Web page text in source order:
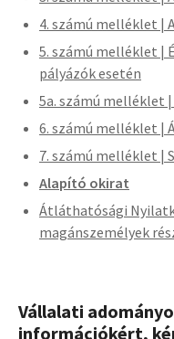
4. számú melléklet |
5. számú melléklet |
pályázók esetén
5a. számú melléklet
6. számú melléklet |
7. számú melléklet |
Alapító okirat
Átláthatósági
magánszemélyek
Vállalati
információkért,